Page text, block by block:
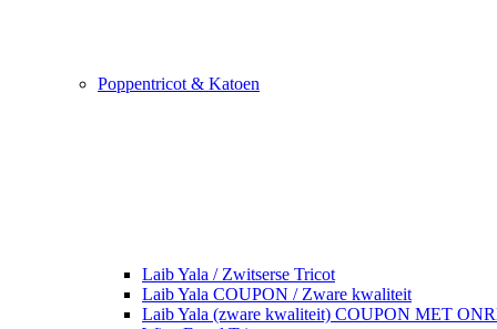
Poppentricot & Katoen
Laib Yala / Zwitserse Tricot
Laib Yala COUPON / Zware kwaliteit
Laib Yala (zware kwaliteit) COUPON MET